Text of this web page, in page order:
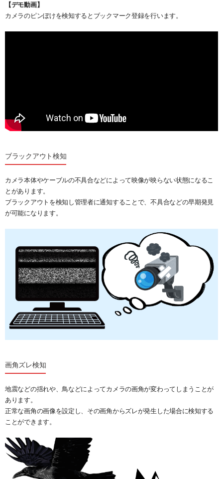
【デモ動画】
カメラのピンぼけを検知するとブックマーク登録を行います。
ブラックアウト検知
カメラ本体やケーブルの不具合などによって映像が映らない状態になるこ
とがあります。
ブラックアウトを検知し管理者に通知することで、不具合などの早期発見
が可能になります。
画角ズレ検知
地震などの揺れや、鳥などによってカメラの画角が変わってしまうことが
あります。
正常な画角の画像を設定し、その画角からズレが発生した場合に検知する
ことができます。